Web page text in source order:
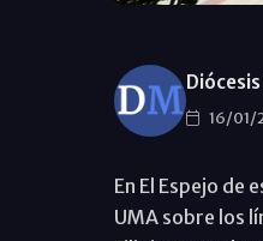
16/01/
En El Espejo de
UMA sobre los